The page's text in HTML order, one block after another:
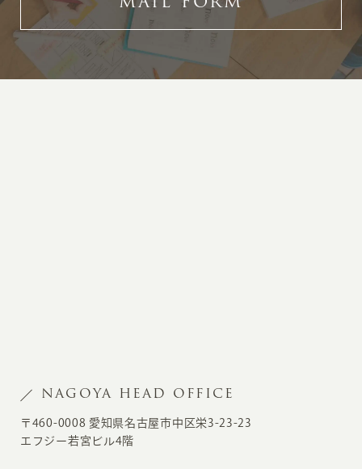
NAGOYA HEAD OFFICE
〒460-0008 愛知県名古屋市中区栄3-23-23
エフジー若宮ビル4階